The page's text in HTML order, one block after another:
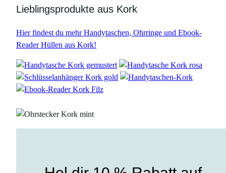
Lieblingsprodukte aus Kork
Hier findest du mehr Handytaschen, Ohrringe und Ebook-
Reader Hüllen aus Kork!